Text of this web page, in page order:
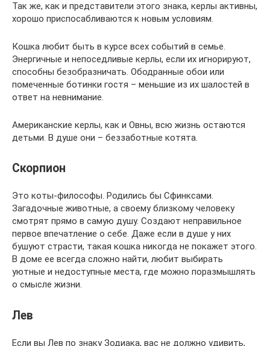
Так же, как и представители этого знака, керлы активны,
хорошо приспосабливаются к новым условиям.
Кошка любит быть в курсе всех событий в семье.
Энергичные и непоседливые керлы, если их игнорируют,
способны безобразничать. Ободранные обои или
помеченные ботинки гостя – меньшие из их шалостей в
ответ на невнимание.
Американские керлы, как и Овны, всю жизнь остаются
детьми. В душе они – беззаботные котята.
Скорпион
Это коты-философы. Родились бы Сфинксами.
Загадочные животные, а своему близкому человеку
смотрят прямо в самую душу. Создают неправильное
первое впечатление о себе. Даже если в душе у них
бушуют страсти, такая кошка никогда не покажет этого.
В доме ее всегда сложно найти, любит выбирать
уютные и недоступные места, где можно поразмышлять
о смысле жизни.
Лев
Если вы Лев по знаку Зодиака, вас не должно удивить,